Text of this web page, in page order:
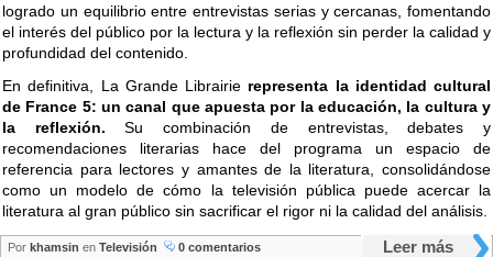
logrado un equilibrio entre entrevistas serias y cercanas, fomentando
el interés del público por la lectura y la reflexión sin perder la calidad y
profundidad del contenido.
En definitiva, La Grande Librairie representa la identidad cultural
de France 5: un canal que apuesta por la educación, la cultura y
la reflexión. Su combinación de entrevistas, debates y
recomendaciones literarias hace del programa un espacio de
referencia para lectores y amantes de la literatura, consolidándose
como un modelo de cómo la televisión pública puede acercar la
literatura al gran público sin sacrificar el rigor ni la calidad del análisis.
Leer más
Por khamsin en Televisión 0 comentarios